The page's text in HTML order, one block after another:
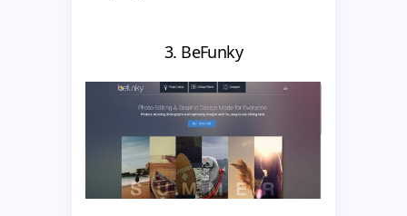
3. BeFunky